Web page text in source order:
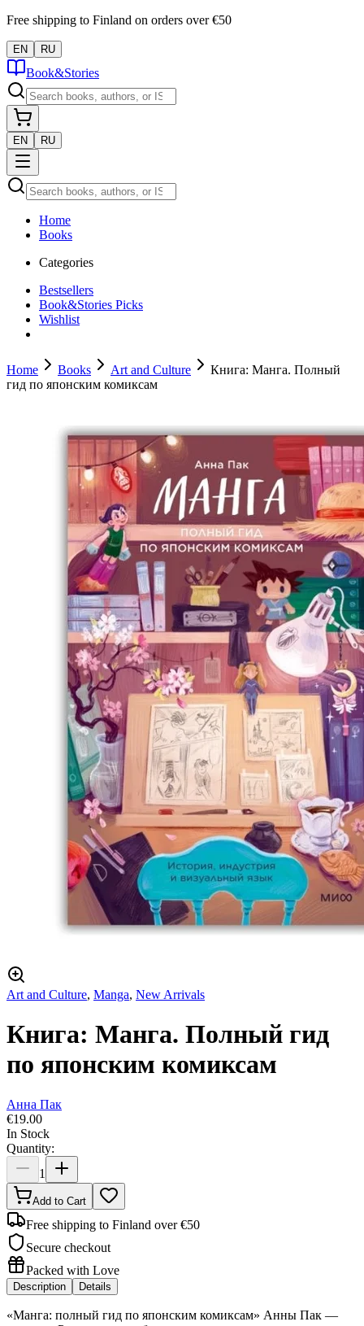
Free shipping to Finland on orders over €50
EN RU
Book&Stories
EN RU
Home
Books
Categories
Bestsellers
Book&Stories Picks
Wishlist
Home Books Art and Culture
Книга: Манга. Полный
гид по японским комиксам
Art and Culture, Manga, New Arrivals
Книга: Манга. Полный гид
по японским комиксам
Анна Пак
€19.00
In Stock
Quantity:
1
Add to Cart
Free shipping to Finland over €50
Secure checkout
Packed with Love
Description Details
«Манга: полный гид по японским комиксам» Анны Пак —